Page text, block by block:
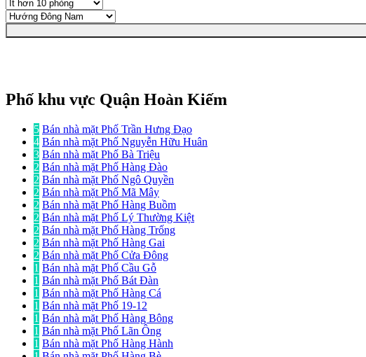
Phố khu vực Quận Hoàn Kiếm
5 Bán nhà mặt Phố Trần Hưng Đạo
4 Bán nhà mặt Phố Nguyễn Hữu Huân
3 Bán nhà mặt Phố Bà Triệu
2 Bán nhà mặt Phố Hàng Đào
2 Bán nhà mặt Phố Ngô Quyền
2 Bán nhà mặt Phố Mã Mây
2 Bán nhà mặt Phố Hàng Buồm
2 Bán nhà mặt Phố Lý Thường Kiệt
2 Bán nhà mặt Phố Hàng Trống
2 Bán nhà mặt Phố Hàng Gai
2 Bán nhà mặt Phố Cửa Đông
1 Bán nhà mặt Phố Cầu Gỗ
1 Bán nhà mặt Phố Bát Đàn
1 Bán nhà mặt Phố Hàng Cá
1 Bán nhà mặt Phố 19-12
1 Bán nhà mặt Phố Hàng Bông
1 Bán nhà mặt Phố Lãn Ông
1 Bán nhà mặt Phố Hàng Hành